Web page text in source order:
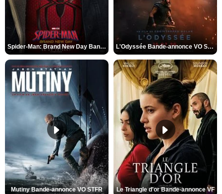
Spider-Man: Brand New Day Bande-annonce VO STFR L'Odyssée Bande-annonce VO STFR
Mutiny Bande-annonce VO STFR Le Triangle d'or Bande-annonce VF